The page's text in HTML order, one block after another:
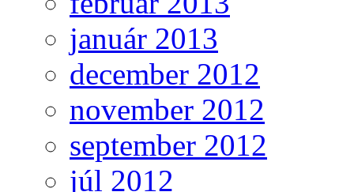
január 2013
december 2012
november 2012
september 2012
júl 2012